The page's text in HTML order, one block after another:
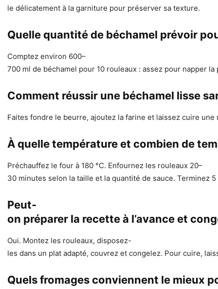
le délicatement à la garniture pour préserver sa texture.
Quelle quantité de béchamel prévoir
Comptez environ 600–
700 ml de béchamel pour 10 rouleaux : assez pour napper
Comment réussir une béchamel lisse
Faites fondre le beurre, ajoutez la farine et laissez cuire
À quelle température et combien de
Préchauffez le four à 180 °C. Enfournez les rouleaux 20–
30 minutes selon la taille et la quantité de sauce. Terminez
Peut-
on préparer la recette à l’avance et
Oui. Montez les rouleaux, disposez-
les dans un plat adapté, couvrez et congelez. Pour cuire,
Quels fromages conviennent le mieux